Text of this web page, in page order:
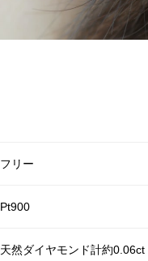
フリー
Pt900
天然ダイヤモンド計約0.06ct